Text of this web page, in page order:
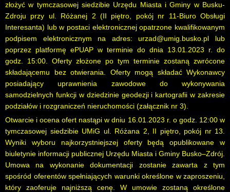
złożyć w tymczasowej siedzibie Urzędu Miasta i Gminy w Busku-
Zdroju przy ul. Różanej 2 (II piętro, pokój nr 11-Biuro Obsługi
Interesanta) lub w postaci elektronicznej opatrzone kwalifikowanym
podpisem elektronicznym na adres:urzad@umig.busko.pl lub
poprzez platformę ePUAP w terminie do dnia 13.01.2023 r. do
godz. 15:00. Oferty złożone po tym terminie zostaną zwrócone
składającemu bez otwierania. Oferty mogą składać Wykonawcy
posiadający uprawnienia zawodowe do wykonywania
samodzielnych funkcji w dziedzinie geodezji i kartografii w zakresie
podziałów i rozgraniczeń nieruchomości (załącznik nr 3).
Otwarcie i ocena ofert nastąpi w dniu 16.01.2023 r. o godz. 12:00 w
tymczasowej siedzibie UMiG ul. Różana 2, II piętro, pokój nr 13.
Wyniki wyboru najkorzystniejszej oferty będą opublikowane w
biuletynie informacji publicznej Urzędu Miasta i Gminy Busko–Zdrój.
Umowa na wykonanie dokumentacji zostanie zawarta z tym
spośród oferentów spełniających warunki określone w zaproszeniu,
który zaoferuje najniższą cenę. W umowie zostaną określone